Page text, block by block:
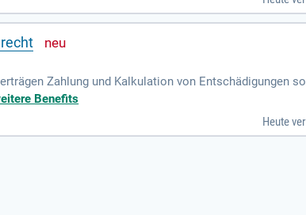
Zahlung und Kalkulation von Entschädigungen
externer Dienstleister und Sachverständiger
Benefits
Heute